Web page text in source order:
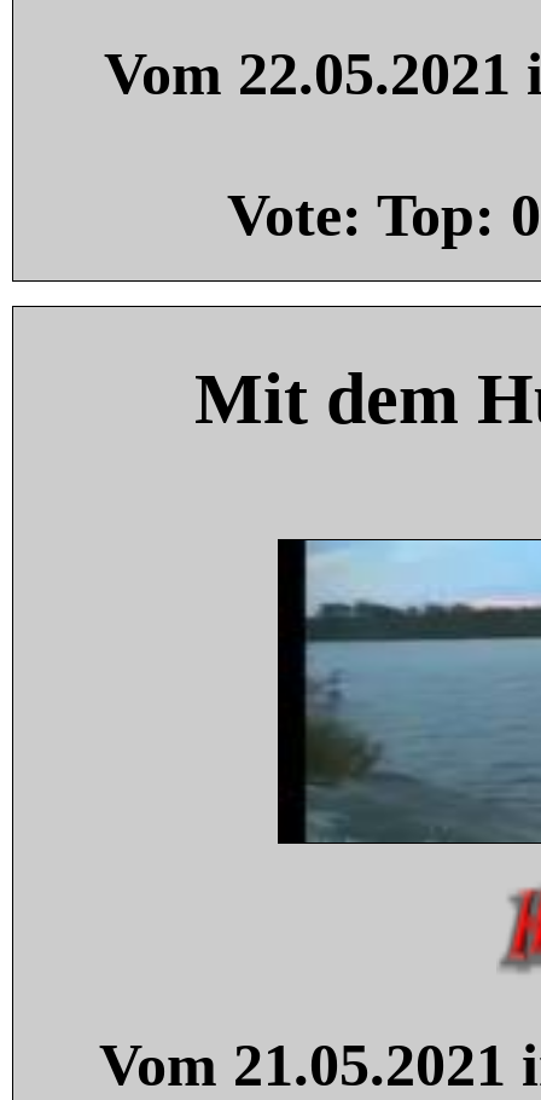
Vom
Vote: Top: 0
Mit dem
Vom